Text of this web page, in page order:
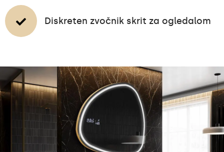
Diskreten zvočnik skrit za ogledalom